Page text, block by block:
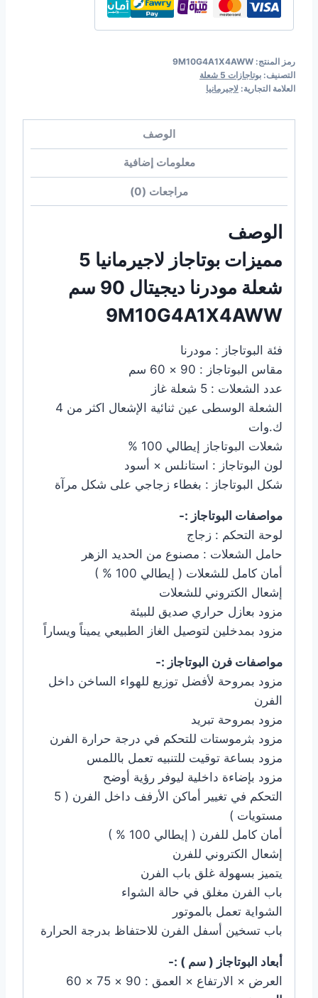
رمز المنتج: 9M10G4A1X4AWW
التصنيف: بوتاجازات 5 شعلة
العلامة التجارية: لاجيرمانيا
الوصف
معلومات إضافية
مراجعات (0)
الوصف
مميزات بوتاجاز لاجيرمانيا 5
شعلة مودرنا ديجيتال 90 سم
9M10G4A1X4AWW
فئة البوتاجاز : مودرنا
مقاس البوتاجاز : 90 × 60 سم
عدد الشعلات : 5 شعلة غاز
الشعلة الوسطى عين ثنائية الإشعال اكثر من 4
ك.وات
شعلات البوتاجاز إيطالي 100 %
لون البوتاجاز : استانلس × أسود
شكل البوتاجاز : بغطاء زجاجي على شكل مرآة
مواصفات البوتاجاز :-
لوحة التحكم : زجاج
حامل الشعلات : مصنوع من الحديد الزهر
أمان كامل للشعلات ( إيطالي 100 % )
إشعال الكتروني للشعلات
مزود بعازل حراري صديق للبيئة
مزود بمدخلين لتوصيل الغاز الطبيعي يميناً ويساراً
مواصفات فرن البوتاجاز :-
مزود بمروحة لأفضل توزيع للهواء الساخن داخل
الفرن
مزود بمروحة تبريد
مزود بثرموستات للتحكم في درجة حرارة الفرن
مزود بساعة توقيت للتنبيه تعمل باللمس
مزود بإضاءة داخلية ليوفر رؤية أوضح
التحكم في تغيير أماكن الأرفف داخل الفرن ( 5
مستويات )
أمان كامل للفرن ( إيطالي 100 % )
إشعال الكتروني للفرن
يتميز بسهولة غلق باب الفرن
باب الفرن مغلق في حالة الشواء
الشواية تعمل بالموتور
باب تسخين أسفل الفرن للاحتفاظ بدرجة الحرارة
أبعاد البوتاجاز ( سم ) :-
العرض × الارتفاع × العمق : 90 × 75 × 60